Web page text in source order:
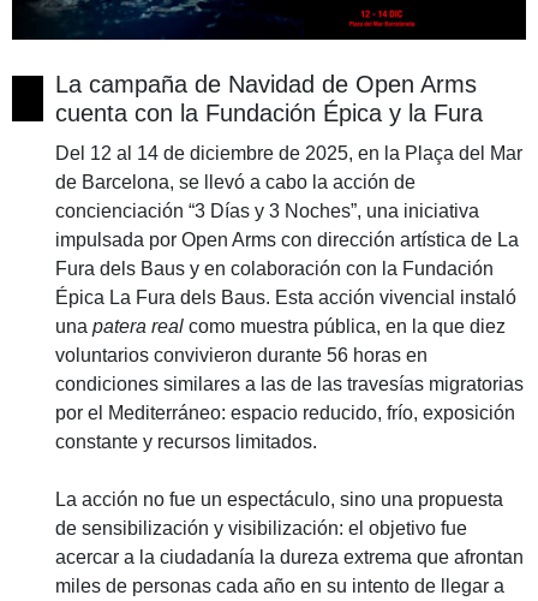
La campaña de Navidad de Open Arms
cuenta con la Fundación Épica y la Fura
Del 12 al 14 de diciembre de 2025, en la Plaça del Mar
de Barcelona, se llevó a cabo la acción de
concienciación “3 Días y 3 Noches”, una iniciativa
impulsada por Open Arms con dirección artística de La
Fura dels Baus y en colaboración con la Fundación
Épica La Fura dels Baus. Esta acción vivencial instaló
unapatera real como muestra pública, en la que diez
voluntarios convivieron durante 56 horas en
condiciones similares a las de las travesías migratorias
por el Mediterráneo: espacio reducido, frío, exposición
constante y recursos limitados.
La acción no fue un espectáculo, sino una propuesta
de sensibilización y visibilización: el objetivo fue
acercar a la ciudadanía la dureza extrema que afrontan
miles de personas cada año en su intento de llegar a